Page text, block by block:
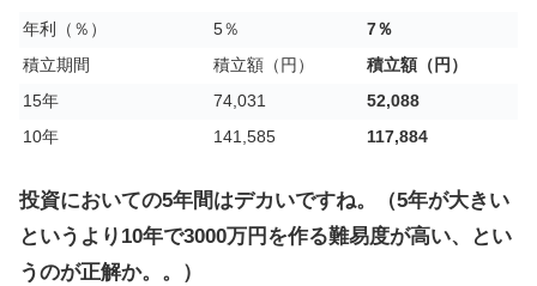
年利（％） 5％
7％
積立期間
積立額（円）
積立額（円）
15年
74,031
52,088
10年
141,585 117,884
投資においての5年間はデカいですね。（5年が大きい
というより10年で3000万円を作る難易度が高い、とい
うのが正解か。。）